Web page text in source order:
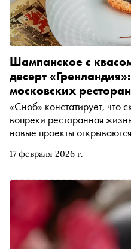
17 февраля 2026 г.
Шампанское с
десерт
московских
«Сноб» констатирует, что
вопреки ресторанная
новые проекты
планируются